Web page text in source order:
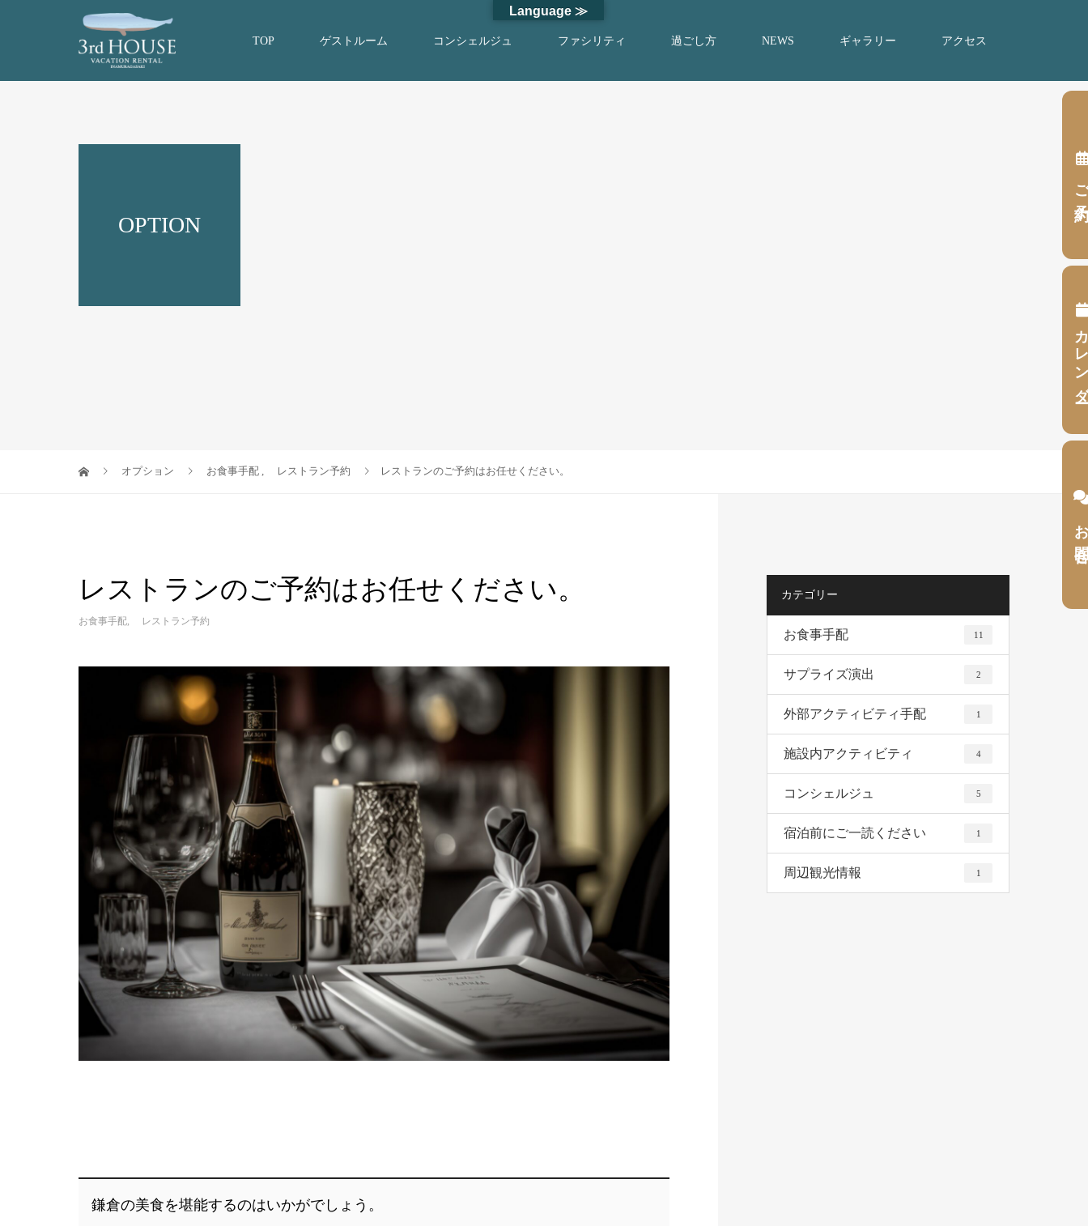
TOP ゲストルーム コンシェルジュ ファシリティ 過ごし方 NEWS ギャラリー アクセス
ご
カレ
お
OPTION
オプション お食事手配 , レストラン予約 レストランのご予約はお任せください。
レストランのご予約はお任せください。
お食事手配, レストラン予約
鎌倉の美食を堪能するのはいかがでしょう。
カテゴリー
お食事手配 11
サプライズ演出 2
外部アクティビティ手配 1
施設内アクティビティ 4
コンシェルジュ 5
宿泊前にご一読ください 1
周辺観光情報 1
Language ≫